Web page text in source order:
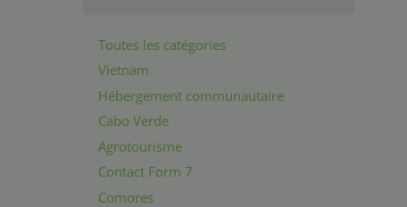
Toutes les catégories
Vietnam
Hébergement communautaire
Cabo Verde
Agrotourisme
Contact Form 7
Comores